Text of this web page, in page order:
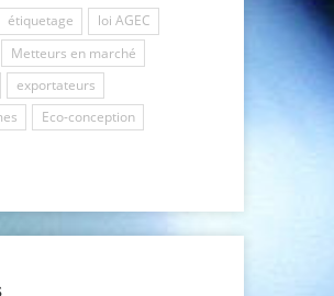
étiquetage
loi AGEC
Metteurs en marché
exportateurs
Eco-conception